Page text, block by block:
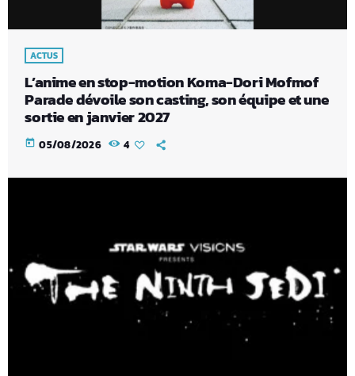
ACTUS
L’anime en stop-motion Koma-Dori Mofmof
Parade dévoile son casting, son équipe et une
sortie en janvier 2027
today 05/08/2026 4